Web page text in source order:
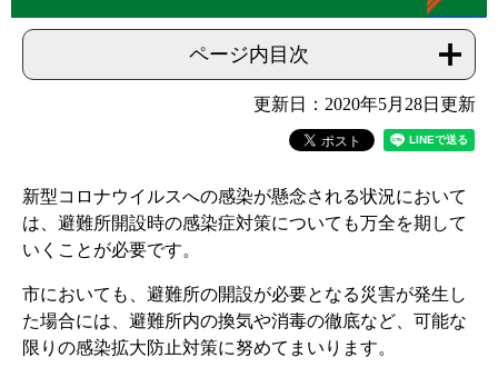
ページ内目次
更新日：2020年5月28日更新
新型コロナウイルスへの感染が懸念される状況において
は、避難所開設時の感染症対策についても万全を期して
いくことが必要です。
市においても、避難所の開設が必要となる災害が発生し
た場合には、避難所内の換気や消毒の徹底など、可能な
限りの感染拡大防止対策に努めてまいります。